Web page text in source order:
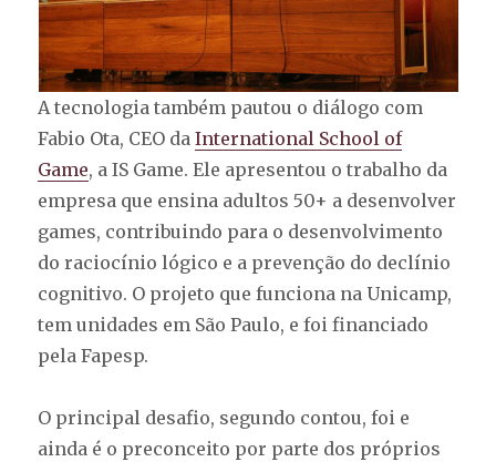
A tecnologia também pautou o diálogo com
Fabio Ota, CEO daInternational School of
Game, a IS Game. Ele apresentou o trabalho da
empresa que ensina adultos 50+ a desenvolver
games, contribuindo para o desenvolvimento
do raciocínio lógico e a prevenção do declínio
cognitivo. O projeto que funciona na Unicamp,
tem unidades em São Paulo, e foi financiado
pela Fapesp.
O principal desafio, segundo contou, foi e
ainda é o preconceito por parte dos próprios